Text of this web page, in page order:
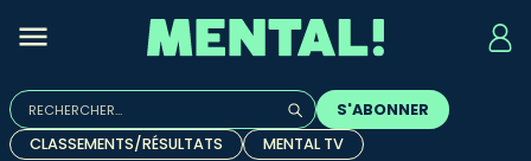
Rechercher :
Quand les résultats de l'auto-complétion sont
S'ABONNER
CLASSEMENTS/RÉSULTATS
MENTAL TV